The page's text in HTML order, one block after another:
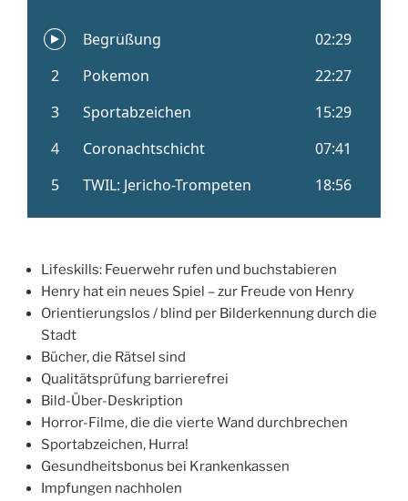
Lifeskills: Feuerwehr rufen und buchstabieren
Henry hat ein neues Spiel – zur Freude von Henry
Orientierungslos / blind per Bilderkennung durch die
Stadt
Bücher, die Rätsel sind
Qualitätsprüfung barrierefrei
Bild-Über-Deskription
Horror-Filme, die die vierte Wand durchbrechen
Sportabzeichen, Hurra!
Gesundheitsbonus bei Krankenkassen
Impfungen nachholen